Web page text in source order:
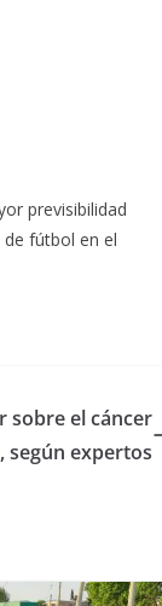
previsibilidad
fútbol en el
sobre el cáncer
según expertos